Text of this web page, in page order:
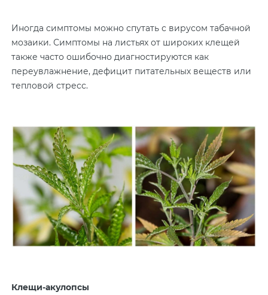
Иногда симптомы можно спутать с вирусом табачной
мозаики. Симптомы на листьях от широких клещей
также часто ошибочно диагностируются как
переувлажнение, дефицит питательных веществ или
тепловой стресс.
Клещи-акулопсы